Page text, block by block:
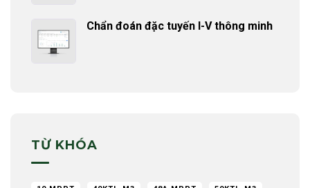
Chẩn đoán đặc tuyến I-V thông minh
TỪ KHÓA